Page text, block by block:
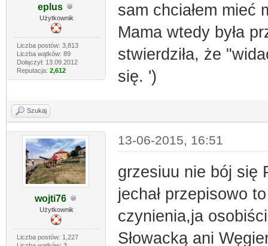
eplus
Użytkownik
Liczba postów: 3,813
Liczba wątków: 89
Dołączył: 13.09.2012
Reputacja: 2,612
sam chciałem mieć
Mama wtedy była
stwierdziła, że
się. ')
Szukaj
wojti76
Użytkownik
Liczba postów: 1,227
13-06-2015, 16:51
grzesiuu nie bój się
jechał przepisowo
czynienia,ja
Słowacką ani